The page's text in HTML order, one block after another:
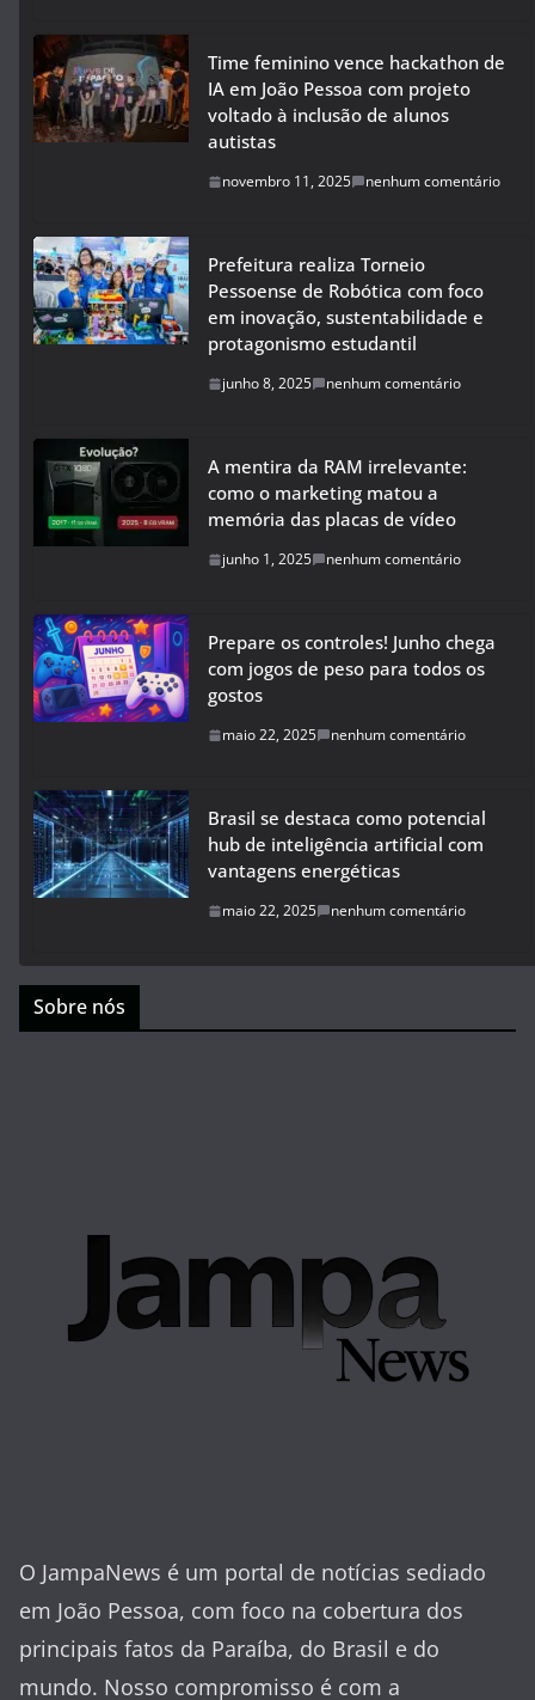
Time feminino vence hackathon de
IA em João Pessoa com projeto
voltado à inclusão de alunos
autistas
novembro 11, 2025 nenhum comentário
Prefeitura realiza Torneio
Pessoense de Robótica com foco
em inovação, sustentabilidade e
protagonismo estudantil
junho 8, 2025 nenhum comentário
A mentira da RAM irrelevante:
como o marketing matou a
memória das placas de vídeo
junho 1, 2025 nenhum comentário
Prepare os controles! Junho chega
com jogos de peso para todos os
gostos
maio 22, 2025 nenhum comentário
Brasil se destaca como potencial
hub de inteligência artificial com
vantagens energéticas
maio 22, 2025 nenhum comentário
Sobre nós
O JampaNews é um portal de notícias sediado
em João Pessoa, com foco na cobertura dos
principais fatos da Paraíba, do Brasil e do
mundo. Nosso compromisso é com a